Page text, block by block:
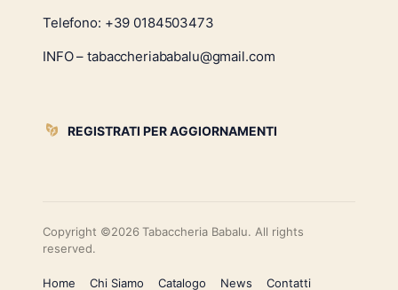
Telefono: +39 0184503473
INFO – tabaccheriababalu@gmail.com
REGISTRATI PER AGGIORNAMENTI
Copyright ©2026 Tabaccheria Babalu. All rights
reserved.
Home Chi Siamo Catalogo News Contatti